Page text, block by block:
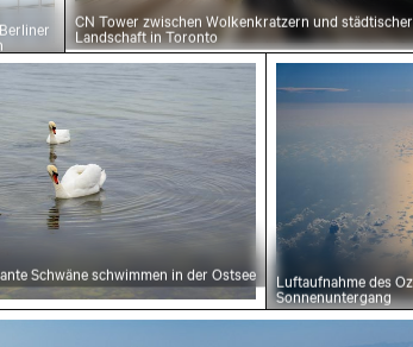
CN Tower zwischen Wolkenkratzern und städtischer
Landschaft in Toronto
schwimmen in der Ostsee
Schwäne schwimmen in der Ostsee Luftaufnahme des
Sonnenuntergang
Blatt von Mandraki auf der Insel